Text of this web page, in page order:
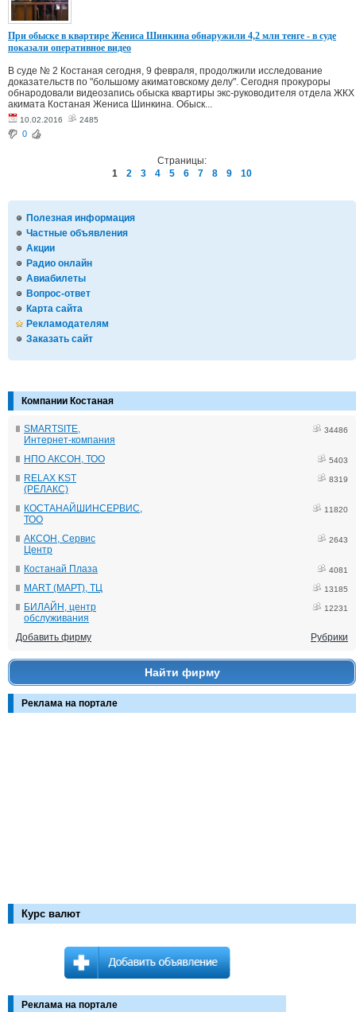
Полезная информация
Частные объявления
Акции
Радио онлайн
Авиабилеты
Вопрос-ответ
Карта сайта
Рекламодателям
Заказать сайт
Компании Костаная
SMARTSITE,
Интернет-компания
34486
НПО АКСОН, ТОО 5403
RELAX KST
(РЕЛАКС)
8319
КОСТАНАЙШИНСЕРВИС,
ТОО
11820
АКСОН, Сервис
Центр
2643
Костанай Плаза 4081
MART (МАРТ), ТЦ 13185
БИЛАЙН, центр
обслуживания
12231
Добавить фирму Рубрики
Найти фирму
Реклама на портале
Курс валют
При обыске в квартире Жениса Шинкина обнаружили 4,2 млн тенге - в суде
показали оперативное видео
В суде № 2 Костаная сегодня, 9 февраля, продолжили исследование
доказательств по "большому акиматовскому делу". Сегодня прокуроры
обнародовали видеозапись обыска квартиры экс-руководителя отдела ЖКХ
акимата Костаная Жениса Шинкина. Обыск...
10.02.2016 2485
0
Страницы:
1
2 3 4 5 6 7 8 9 10
Реклама на портале